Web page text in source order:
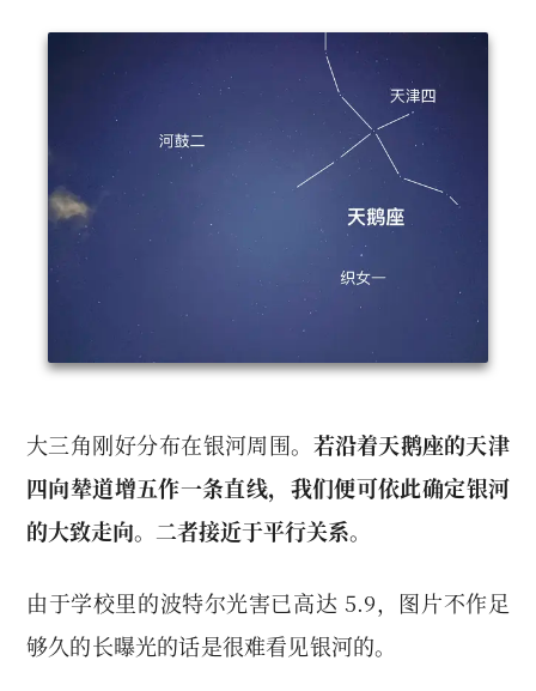
大三角刚好分布在银河周围。 若沿着天鹅座的天津
四向辇道增五作一条直线，我们便可依此确定银河
的大致走向。二者接近于平行关系。
由于学校里的波特尔光害已高达 5.9，图片不作足
够久的长曝光的话是很难看见银河的。